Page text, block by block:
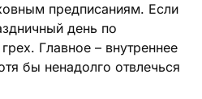
предписаниям. Если
день по
Главное – внутреннее
бы ненадолго отвлечься